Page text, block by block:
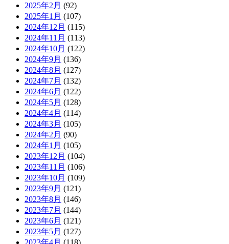
2025年2月 (92)
2025年1月 (107)
2024年12月 (115)
2024年11月 (113)
2024年10月 (122)
2024年9月 (136)
2024年8月 (127)
2024年7月 (132)
2024年6月 (122)
2024年5月 (128)
2024年4月 (114)
2024年3月 (105)
2024年2月 (90)
2024年1月 (105)
2023年12月 (104)
2023年11月 (106)
2023年10月 (109)
2023年9月 (121)
2023年8月 (146)
2023年7月 (144)
2023年6月 (121)
2023年5月 (127)
2023年4月 (118)